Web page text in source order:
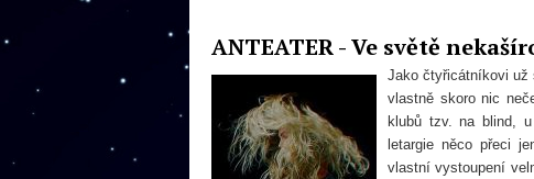
ANTEATER - Ve světě
Jako čtyřicátníkovi už
vlastně skoro nic
klubů tzv. na blind,
letargie něco přeci
vlastní vystoupení